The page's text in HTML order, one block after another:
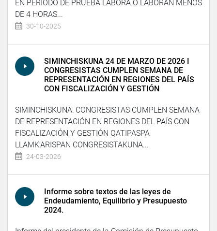
EN PERIODO DE PRUEBA LABORA O LABORAN MENOS
DE 4 HORAS...
30-10-2025
SIMINCHISKUNA 24 DE MARZO DE 2026 I
CONGRESISTAS CUMPLEN SEMANA DE
REPRESENTACIÓN EN REGIONES DEL PAÍS
CON FISCALIZACIÓN Y GESTIÓN
SIMINCHISKUNA: CONGRESISTAS CUMPLEN SEMANA
DE REPRESENTACIÓN EN REGIONES DEL PAÍS CON
FISCALIZACIÓN Y GESTIÓN QATIPASPA
LLAMK’ARISPAN CONGRESISTAKUNA...
24-03-2026
Informe sobre textos de las leyes de
Endeudamiento, Equilibrio y Presupuesto
2024.